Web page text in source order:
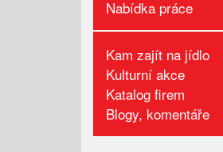
Nabídka práce
Kam zajít na jídlo
Kulturní akce
Katalog firem
Blogy, komentáře